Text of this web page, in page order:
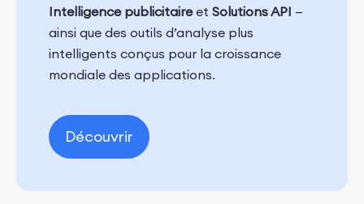
Intelligence publicitaireet Solutions API —
ainsi que des outils d’analyse plus
intelligents conçus pour la croissance
mondiale des applications.
Découvrir